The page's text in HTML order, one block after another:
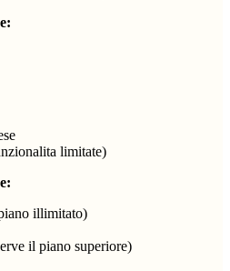
limitate)
illimitato)
il piano superiore)